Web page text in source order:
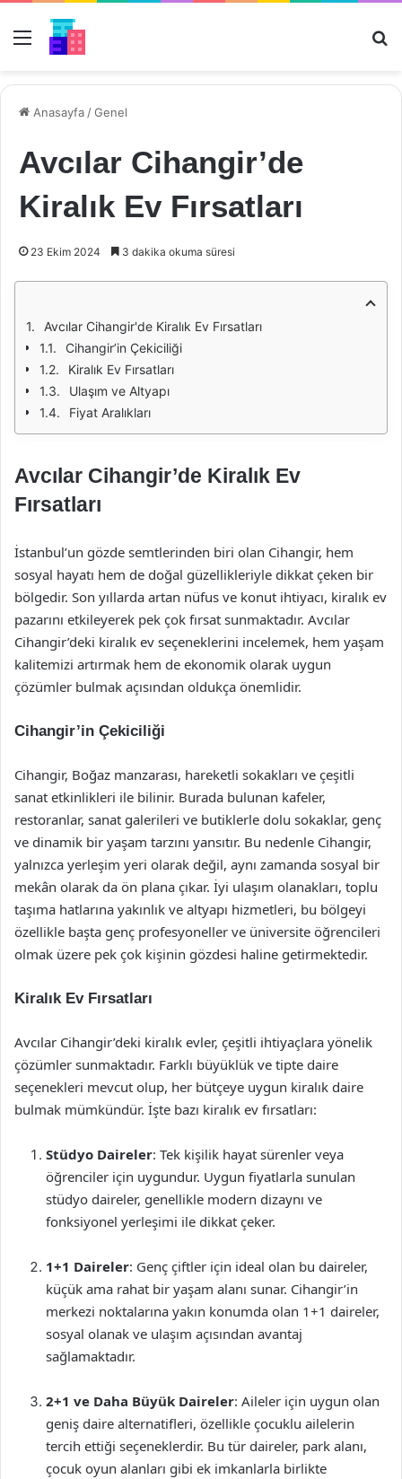
Menü
Anasayfa /Genel
Avcılar Cihangir’de
Kiralık Ev Fırsatları
23 Ekim 2024 3 dakika okuma süresi
Avcılar Cihangir'de Kiralık Ev Fırsatları
Cihangir’in Çekiciliği
Kiralık Ev Fırsatları
Ulaşım ve Altyapı
Fiyat Aralıkları
Avcılar Cihangir’de Kiralık Ev
Fırsatları
İstanbul’un gözde semtlerinden biri olan Cihangir, hem
sosyal hayatı hem de doğal güzellikleriyle dikkat çeken bir
bölgedir. Son yıllarda artan nüfus ve konut ihtiyacı, kiralık ev
pazarını etkileyerek pek çok fırsat sunmaktadır. Avcılar
Cihangir’deki kiralık ev seçeneklerini incelemek, hem yaşam
kalitemizi artırmak hem de ekonomik olarak uygun
çözümler bulmak açısından oldukça önemlidir.
Cihangir’in Çekiciliği
Cihangir, Boğaz manzarası, hareketli sokakları ve çeşitli
sanat etkinlikleri ile bilinir. Burada bulunan kafeler,
restoranlar, sanat galerileri ve butiklerle dolu sokaklar, genç
ve dinamik bir yaşam tarzını yansıtır. Bu nedenle Cihangir,
yalnızca yerleşim yeri olarak değil, aynı zamanda sosyal bir
mekân olarak da ön plana çıkar. İyi ulaşım olanakları, toplu
taşıma hatlarına yakınlık ve altyapı hizmetleri, bu bölgeyi
özellikle başta genç profesyoneller ve üniversite öğrencileri
olmak üzere pek çok kişinin gözdesi haline getirmektedir.
Kiralık Ev Fırsatları
Avcılar Cihangir’deki kiralık evler, çeşitli ihtiyaçlara yönelik
çözümler sunmaktadır. Farklı büyüklük ve tipte daire
seçenekleri mevcut olup, her bütçeye uygun kiralık daire
bulmak mümkündür. İşte bazı kiralık ev fırsatları:
Stüdyo Daireler: Tek kişilik hayat sürenler veya
öğrenciler için uygundur. Uygun fiyatlarla sunulan
stüdyo daireler, genellikle modern dizaynı ve
fonksiyonel yerleşimi ile dikkat çeker.
1+1 Daireler: Genç çiftler için ideal olan bu daireler,
küçük ama rahat bir yaşam alanı sunar. Cihangir’in
merkezi noktalarına yakın konumda olan 1+1 daireler,
sosyal olanak ve ulaşım açısından avantaj
sağlamaktadır.
2+1 ve Daha Büyük Daireler: Aileler için uygun olan
geniş daire alternatifleri, özellikle çocuklu ailelerin
tercih ettiği seçeneklerdir. Bu tür daireler, park alanı,
çocuk oyun alanları gibi ek imkanlarla birlikte